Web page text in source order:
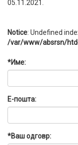
05.11.2021.
Notice: Undefined
/var/www/absrsn/
*Име:
Е-пошта:
*Ваш одговр: